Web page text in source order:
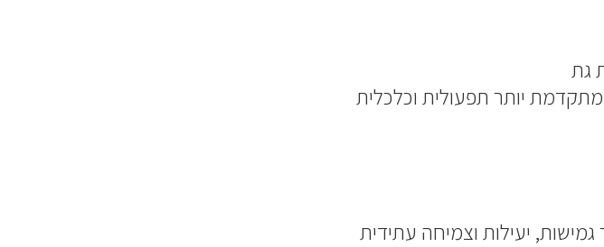
גת
יותר תפעולית וכלכלית
יעילות וצמיחה עתידית